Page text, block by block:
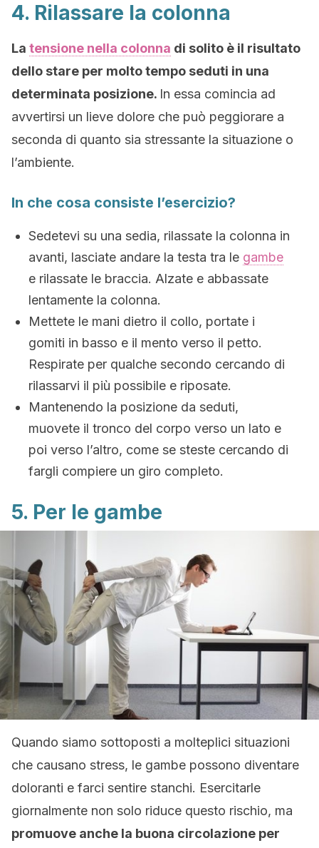
4. Rilassare la colonna
La tensione nella colonna di solito è il risultato
dello stare per molto tempo seduti in una
determinata posizione. In essa comincia ad
avvertirsi un lieve dolore che può peggiorare a
seconda di quanto sia stressante la situazione o
l’ambiente.
In che cosa consiste l’esercizio?
Sedetevi su una sedia, rilassate la colonna in
avanti, lasciate andare la testa tra le gambe
e rilassate le braccia. Alzate e abbassate
lentamente la colonna.
Mettete le mani dietro il collo, portate i
gomiti in basso e il mento verso il petto.
Respirate per qualche secondo cercando di
rilassarvi il più possibile e riposate.
Mantenendo la posizione da seduti,
muovete il tronco del corpo verso un lato e
poi verso l’altro, come se steste cercando di
fargli compiere un giro completo.
5. Per le gambe
Quando siamo sottoposti a molteplici situazioni
che causano stress, le gambe possono diventare
doloranti e farci sentire stanchi. Esercitarle
giornalmente non solo riduce questo rischio, ma
promuove anche la buona circolazione per